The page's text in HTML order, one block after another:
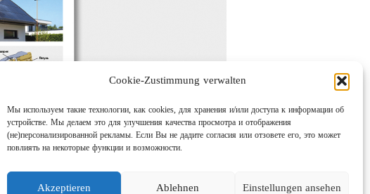
Cookie-Zustimmung verwalten
Мы используем такие технологии, как cookies, для хранения и/или доступа к информации об
устройстве. Мы делаем это для улучшения качества просмотра и отображения
(не)персонализированной рекламы. Если Вы не дадите согласия или отзовете его, это может
повлиять на некоторые функции и возможности.
Akzeptieren Ablehnen Einstellungen ansehen